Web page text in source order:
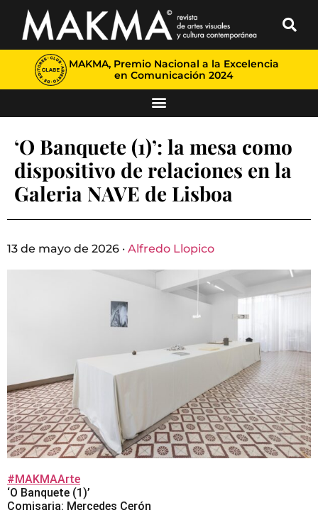
MAKMA, Premio Nacional a la Excelencia
en Comunicación 2024
‘O Banquete (1)’: la mesa como
dispositivo de relaciones en la
Galeria NAVE de Lisboa
13 de mayo de 2026 · Alfredo Llopico
#MAKMAArte
‘O Banquete (1)’
Comisaria: Mercedes Cerón